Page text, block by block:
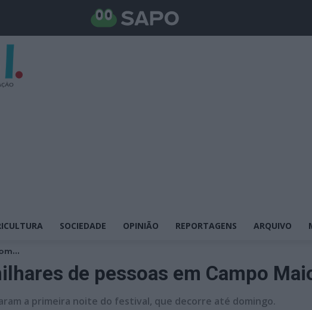
SOCIEDADE OPINIÃO REPORTAGENS ARQUIVO
de pessoas em Campo
a primeira noite do festival, que decorre até domingo.